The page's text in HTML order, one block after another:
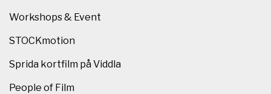
Workshops & Event
STOCKmotion
Sprida kortfilm på Viddla
People of Film